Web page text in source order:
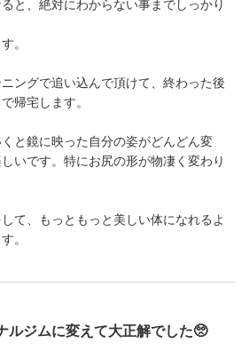
と、絶対にわからない事までしっかり
。
ングで追い込んで頂けて、終わった後
帰宅します。
と鏡に映った自分の姿がどんどん変
いです。特にお尻の形が物凄く変わり
て、もっともっと美しい体になれるよ
。
ジムに変えて大正解でした🥺